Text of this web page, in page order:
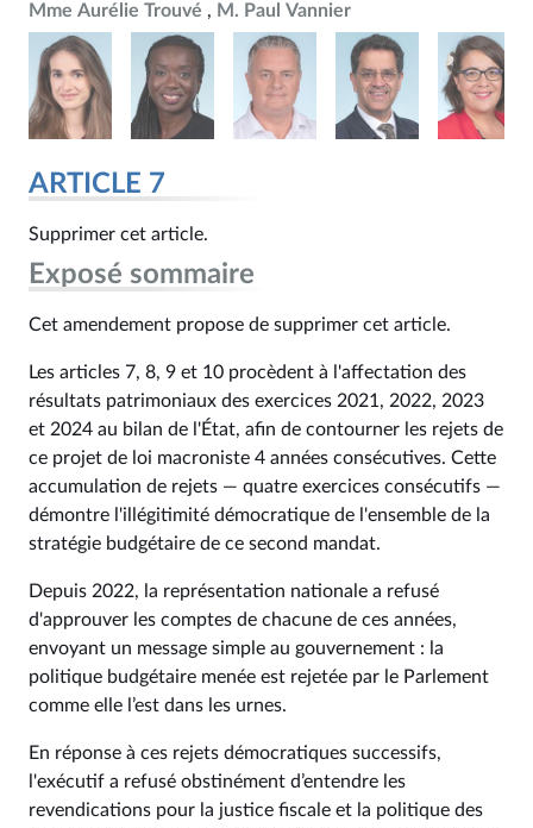
Mme Aurélie Trouvé
M. Paul Vannier
ARTICLE 7
Supprimer cet article.
Exposé sommaire
Cet amendement propose de supprimer cet article.
Les articles 7, 8, 9 et 10 procèdent à l'affectation des
résultats patrimoniaux des exercices 2021, 2022, 2023
et 2024 au bilan de l'État, afin de contourner les rejets de
ce projet de loi macroniste 4 années consécutives. Cette
accumulation de rejets — quatre exercices consécutifs —
démontre l'illégitimité démocratique de l'ensemble de la
stratégie budgétaire de ce second mandat.
Depuis 2022, la représentation nationale a refusé
d'approuver les comptes de chacune de ces années,
envoyant un message simple au gouvernement : la
politique budgétaire menée est rejetée par le Parlement
comme elle l’est dans les urnes.
En réponse à ces rejets démocratiques successifs,
l'exécutif a refusé obstinément d’entendre les
revendications pour la justice fiscale et la politique des